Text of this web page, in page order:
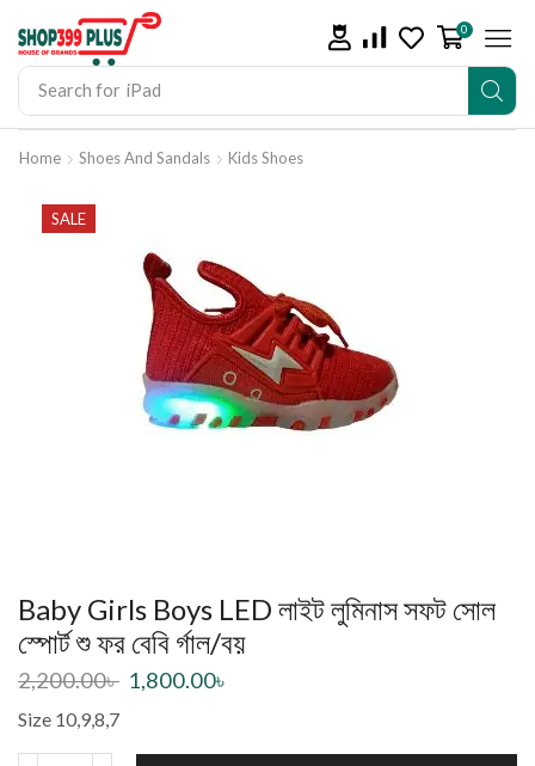
Search for iPad
0
Home Shoes And Sandals Kids Shoes
SALE
Baby Girls Boys LED লাইট লুমিনাস সফট সোল
স্পোর্ট শু ফর বেবি র্গাল/বয়
2,200.00৳ 1,800.00৳
Size 10,9,8,7